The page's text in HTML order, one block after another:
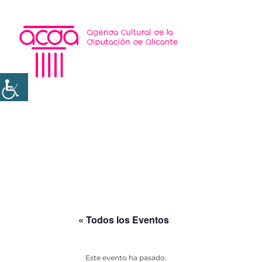
« Todos los Eventos
Este evento ha pasado.